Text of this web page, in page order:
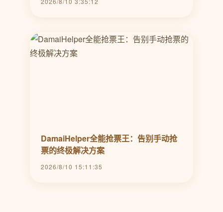
DamaiHelper全能抢票王：告别手动抢
票的终极解决方案
2026/8/10 15:11:35